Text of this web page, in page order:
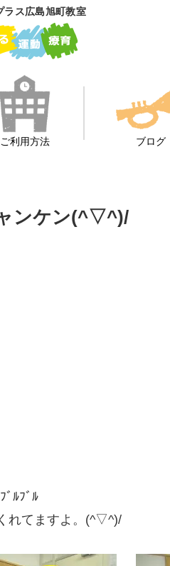
ス広島旭町教室
ご利用方法 ブログ
ンケン(^▽^)/
ﾞﾙﾌﾞﾙ
れてますよ。(^▽^)/